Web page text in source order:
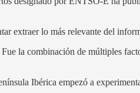
extraer lo más relevante del
Fue la combinación de múltiples
Ibérica empezó a